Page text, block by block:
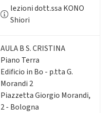
lezioni dott.ssa KONO
Shiori
AULA B S. CRISTINA
Piano Terra
Edificio in Bo - p.tta G.
Morandi 2
Piazzetta Giorgio Morandi,
2 - Bologna